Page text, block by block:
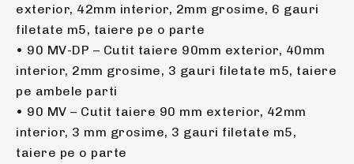
exterior, 42mm interior, 2mm grosime, 6 gauri
filetate m5, taiere pe o parte
• 90 MV-DP – Cutit taiere 90mm exterior, 40mm
interior, 2mm grosime, 3 gauri filetate m5, taiere
pe ambele parti
• 90 MV – Cutit taiere 90 mm exterior, 42mm
interior, 3 mm grosime, 3 gauri filetate m5,
taiere pe o parte